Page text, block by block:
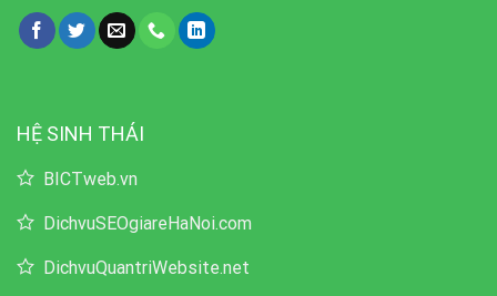
HỆ SINH THÁI
BICTweb.vn
DichvuSEOgiareHaNoi.com
DichvuQuantriWebsite.net